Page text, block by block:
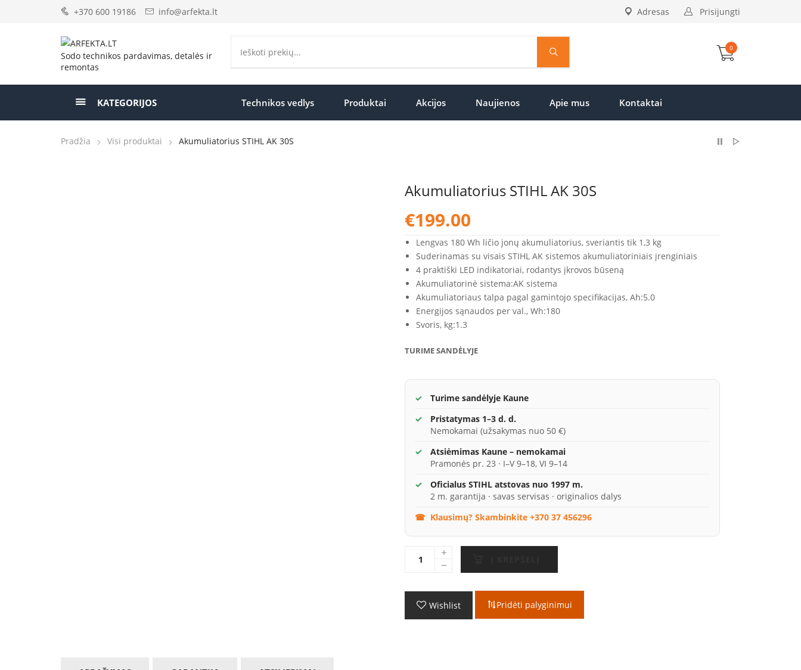
+370 600 19186 info@arfekta.lt Prisijungti
Adresas
Sodo technikos pardavimas, detalės ir
remontas
0
KATEGORIJOS Technikos vedlys Produktai Akcijos Naujienos Apie mus Kontaktai
Pradžia Visi produktai Akumuliatorius STIHL AK 30S
Akumuliatorius STIHL AK 30S
€199.00
Lengvas 180 Wh ličio jonų akumuliatorius, sveriantis tik 1,3 kg
Suderinamas su visais STIHL AK sistemos akumuliatoriniais įrenginiais
4 praktiški LED indikatoriai, rodantys įkrovos būseną
Akumuliatorinė sistema:AK sistema
Akumuliatoriaus talpa pagal gamintojo specifikacijas, Ah:5.0
Energijos sąnaudos per val., Wh:180
Svoris, kg:1.3
TURIME SANDĖLYJE
Turime sandėlyje Kaune
Pristatymas 1–3 d. d.
Nemokamai (užsakymas nuo 50 €)
Atsiėmimas Kaune – nemokamai
Pramonės pr. 23 · I–V 9–18, VI 9–14
Oficialus STIHL atstovas nuo 1997 m.
2 m. garantija · savas servisas · originalios dalys
Klausimų? Skambinkite +370 37 456296
Wishlist Pridėti palyginimui